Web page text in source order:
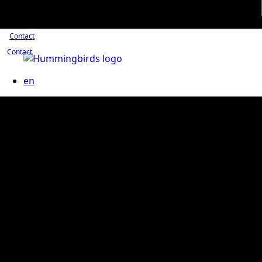
Contact
Contact
en